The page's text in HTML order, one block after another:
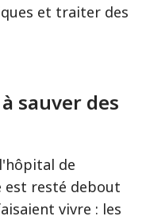
et traiter des
sauver des
de
est resté debout
vivre : les